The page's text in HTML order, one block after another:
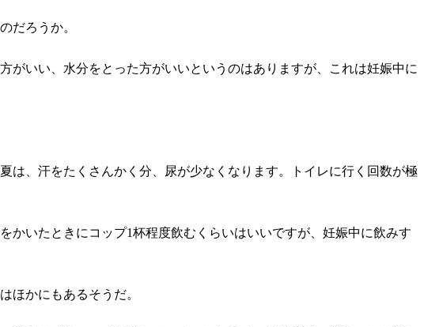
だろうか。
がいい、水分をとった方がいいというのはありますが、これは妊娠中に
は、汗をたくさんかく分、尿が少なくなります。トイレに行く回数が極
かいたときにコップ1杯程度飲むくらいはいいですが、妊娠中に飲みす
ほかにもあるそうだ。